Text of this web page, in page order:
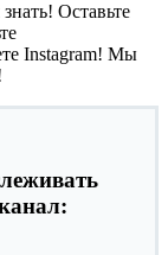
Оставьте
Instagram! Мы